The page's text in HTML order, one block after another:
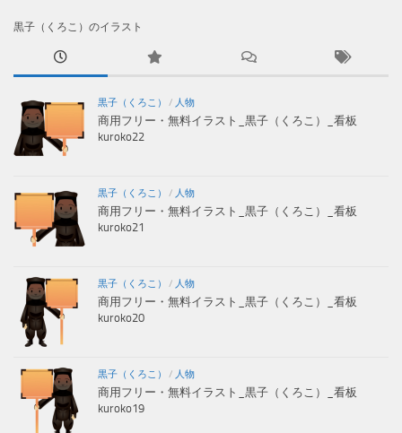
黒子（くろこ）のイラスト
黒子（くろこ） / 人物
商用フリー・無料イラスト_黒子（くろこ）_看板
kuroko22
黒子（くろこ） / 人物
商用フリー・無料イラスト_黒子（くろこ）_看板
kuroko21
黒子（くろこ） / 人物
商用フリー・無料イラスト_黒子（くろこ）_看板
kuroko20
黒子（くろこ） / 人物
商用フリー・無料イラスト_黒子（くろこ）_看板
kuroko19